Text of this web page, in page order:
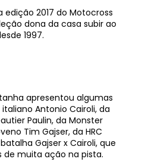
2017 do Motocross
dona da casa subir ao
1997.
apresentou algumas
Antonio Cairoli, da
Paulin, da Monster
Tim Gajser, da HRC
Gajser x Cairoli, que
muita ação na pista.